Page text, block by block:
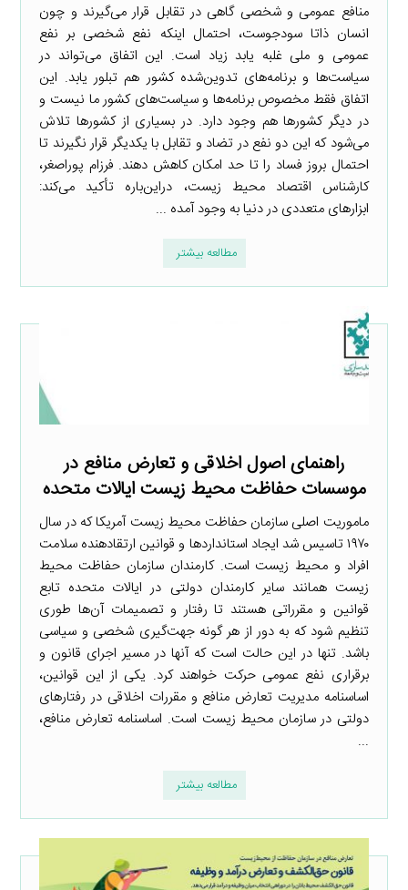
منافع عمومی و شخصی گاهی در تقابل قرار می‌گیرند و چون
انسان ذاتا سودجوست، احتمال اینکه نفع شخصی بر نفع
عمومی و ملی غلبه یابد زیاد است. این اتفاق می‌تواند در
سیاست‌ها و برنامه‌های تدوین‌شده کشور هم تبلور یابد. این
اتفاق فقط مخصوص برنامه‌ها و سیاست‌های کشور ما نیست و
در دیگر کشورها هم وجود دارد. در بسیاری از کشورها تلاش
می‌شود که این دو نفع در تضاد و تقابل با یکدیگر قرار نگیرند تا
احتمال بروز فساد را تا حد امکان کاهش دهند. فرزام پوراصغر،
کارشناس اقتصاد محیط زیست، دراین‌باره تأکید می‌کند:
ابزارهای متعددی در دنیا به وجود آمده ...
مطالعه بیشتر
راهنمای اصول اخلاقی و تعارض منافع در
موسسات حفاظت محیط زیست ایالات متحده
ماموریت اصلی سازمان حفاظت محیط زیست آمریکا که در سال
۱۹۷۰ تاسیس شد ایجاد استانداردها و قوانین ارتقادهنده سلامت
افراد و محیط زیست است. کارمندان سازمان حفاظت محیط
زیست همانند سایر کارمندان دولتی در ایالات متحده تابع
قوانین و مقرراتی هستند تا رفتار و تصمیمات آن‌ها طوری
تنظیم شود که به دور از هر گونه جهت‌گیری شخصی و سیاسی
باشد. تنها در این حالت است که آنها در مسیر اجرای قانون و
برقراری نفع عمومی حرکت خواهند کرد. یکی از این قوانین،
اساسنامه مدیریت تعارض منافع و مقررات اخلاقی در رفتارهای
دولتی در سازمان محیط زیست است. اساسنامه تعارض منافع،
...
مطالعه بیشتر